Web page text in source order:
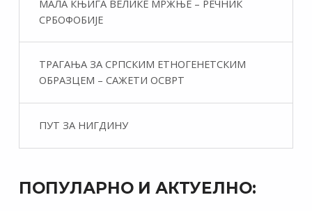
МАЛА КЊИГА ВЕЛИКЕ МРЖЊЕ – РЕЧНИК
СРБОФОБИЈЕ
ТРАГАЊА ЗА СРПСКИМ ЕТНОГЕНЕТСКИМ
ОБРАЗЦЕМ – САЖЕТИ ОСВРТ
ПУТ ЗА НИГДИНУ
ПОПУЛАРНО И АКТУЕЛНО: